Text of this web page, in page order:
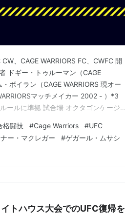
、CAGE WARRIORS FC、CWFC 開
ドギー・トゥルーマン（CAGE
ボイラン（CAGE WARRIORS 現オー
マッチメイカー 2002 - ）*3
ールに準拠 試合場 オクタゴンケージ
格闘技 #Cage Warriors #UFC
ー・マクレガー #ゲガール・ムサシ
トハウス大会でのUFC復帰を